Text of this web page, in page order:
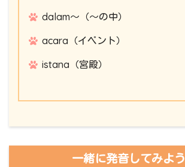
dalam～（～の中）
acara（イベント）
istana（宮殿）
一緒に発音してみよう